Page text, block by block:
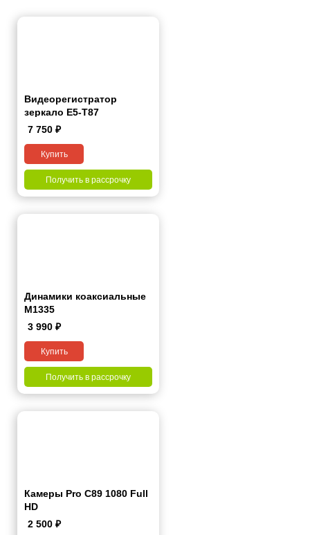
Видеорегистратор
зеркало E5-T87
7 750 ₽
Купить
Получить в рассрочку
Динамики коаксиальные
M1335
3 990 ₽
Купить
Получить в рассрочку
Камеры Pro C89 1080 Full
HD
2 500 ₽